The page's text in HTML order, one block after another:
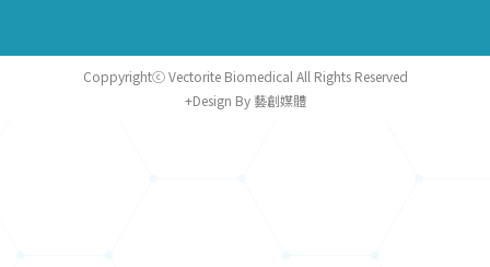
Coppyrightⓒ Vectorite Biomedical All Rights Reserved
+Design By 藝創媒體